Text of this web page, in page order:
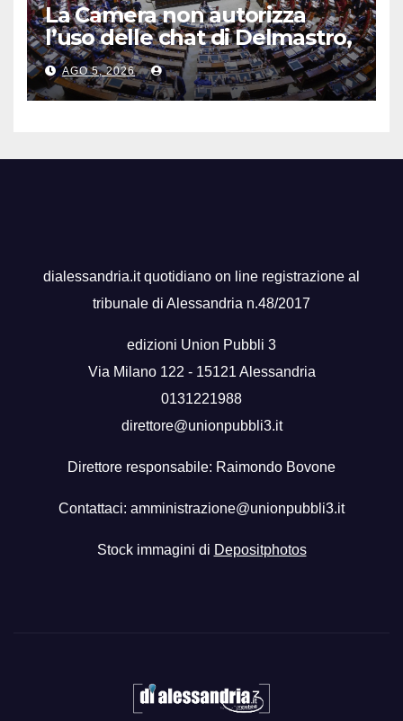
La Camera non autorizza
l’uso delle chat di Delmastro,
voto a scrutinio segreto
AGO 5, 2026
dialessandria.it quotidiano on line registrazione al
tribunale di Alessandria n.48/2017
edizioni Union Pubbli 3
Via Milano 122 - 15121 Alessandria
0131221988
direttore@unionpubbli3.it
Direttore responsabile: Raimondo Bovone
Contattaci: amministrazione@unionpubbli3.it
Stock immagini di Depositphotos